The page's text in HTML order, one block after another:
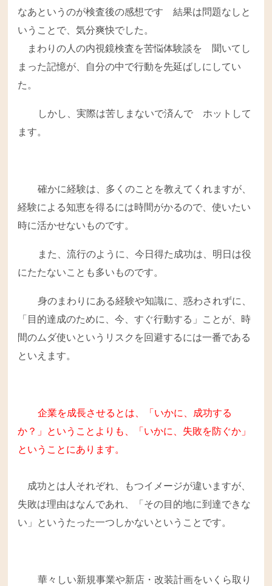
なあというのが検査後の感想です 結果は問題なしと
いうことで、気分爽快でした。
まわりの人の内視鏡検査を苦悩体験談を 聞いてし
まった記憶が、自分の中で行動を先延ばしにしてい
た。
しかし、実際は苦しまないで済んで ホットして
ます。
確かに経験は、多くのことを教えてくれますが、
経験による知恵を得るには時間がかるので、使いたい
時に活かせないものです。
また、流行のように、今日得た成功は、明日は役
にたたないことも多いものです。
身のまわりにある経験や知識に、惑わされずに、
「目的達成のために、今、すぐ行動する」ことが、時
間のムダ使いというリスクを回避するには一番である
といえます。
企業を成長させるとは、「いかに、成功する
か？」ということよりも、「いかに、失敗を防ぐか」
ということにあります。
成功とは人それぞれ、もつイメージが違いますが、
失敗は理由はなんであれ、「その目的地に到達できな
い」というたった一つしかないということです。
華々しい新規事業や新店・改装計画をいくら取り